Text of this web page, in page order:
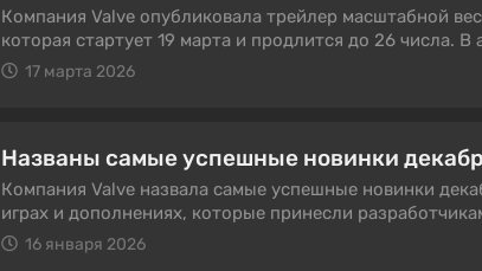
Компания Valve опубликовала трейлер масштабной
которая стартует 19 марта и продлится до 26 числа. В
игр и дополнений.
17 марта 2026
Названы самые успешные новинки
Компания Valve назвала самые успешные новинки
играх и дополнениях, которые принесли
16 января 2026